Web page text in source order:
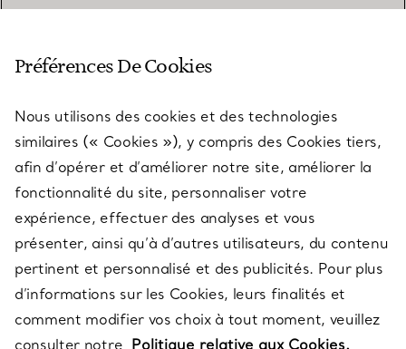
SERVICES
À PROPOS
QUESTIONS LÉGALES
SUIVEZ-NOUS
Préférences De Cookies
Nous utilisons des cookies et des technologies
similaires (« Cookies »), y compris des Cookies tiers,
afin d’opérer et d’améliorer notre site, améliorer la
fonctionnalité du site, personnaliser votre
expérience, effectuer des analyses et vous
présenter, ainsi qu’à d’autres utilisateurs, du contenu
pertinent et personnalisé et des publicités. Pour plus
d’informations sur les Cookies, leurs finalités et
comment modifier vos choix à tout moment, veuillez
consulter notre Politique relative aux Cookies.